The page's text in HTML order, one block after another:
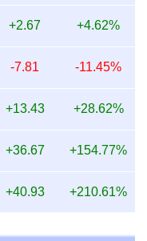
57,232.27 667.56
56,334.19 657.09
56,460.31 658.56
+2.67 +4.62%
-7.81 -11.45%
+13.43 +28.62%
+36.67 +154.77%
+40.93 +210.61%